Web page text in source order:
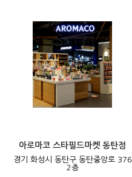
아로마코 스타필드마켓 동탄점
경기 화성시 동탄구 동탄중앙로 376
2층